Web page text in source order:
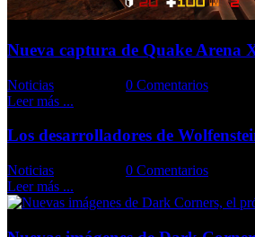
Nueva captura de Quake Arena
Noticias
0 Comentarios
Leer más ...
Los desarrolladores de
Noticias
0 Comentarios
Leer más ...